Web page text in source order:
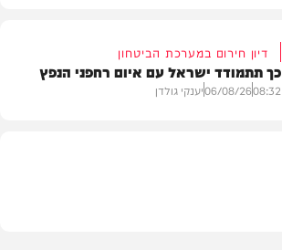
דיון חירום במערכת הביטחון
כך תתמודד ישראל עם איום רחפני הנפץ
08:32
06/08/26יענקי גולדן